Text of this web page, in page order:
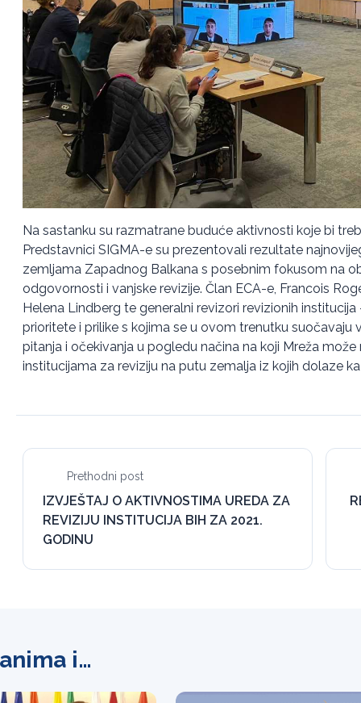
Na sastanku su razmatrane buduće aktivnosti koje bi
Predstavnici SIGMA-e su prezentovali rezultate
zemljama Zapadnog Balkana s posebnim fokusom na
odgovornosti i vanjske revizije. Član ECA-e, Francois
Helena Lindberg te generalni revizori revizionih
prioritete i prilike s kojima se u ovom trenutku suočavaju
pitanja i očekivanja u pogledu načina na koji Mreža
institucijama za reviziju na putu zemalja iz kojih dolaze
Prethodni post
IZVJEŠTAJ O AKTIVNOSTIMA UREDA ZA
REVIZIJU INSTITUCIJA BIH ZA 2021.
GODINU
i…